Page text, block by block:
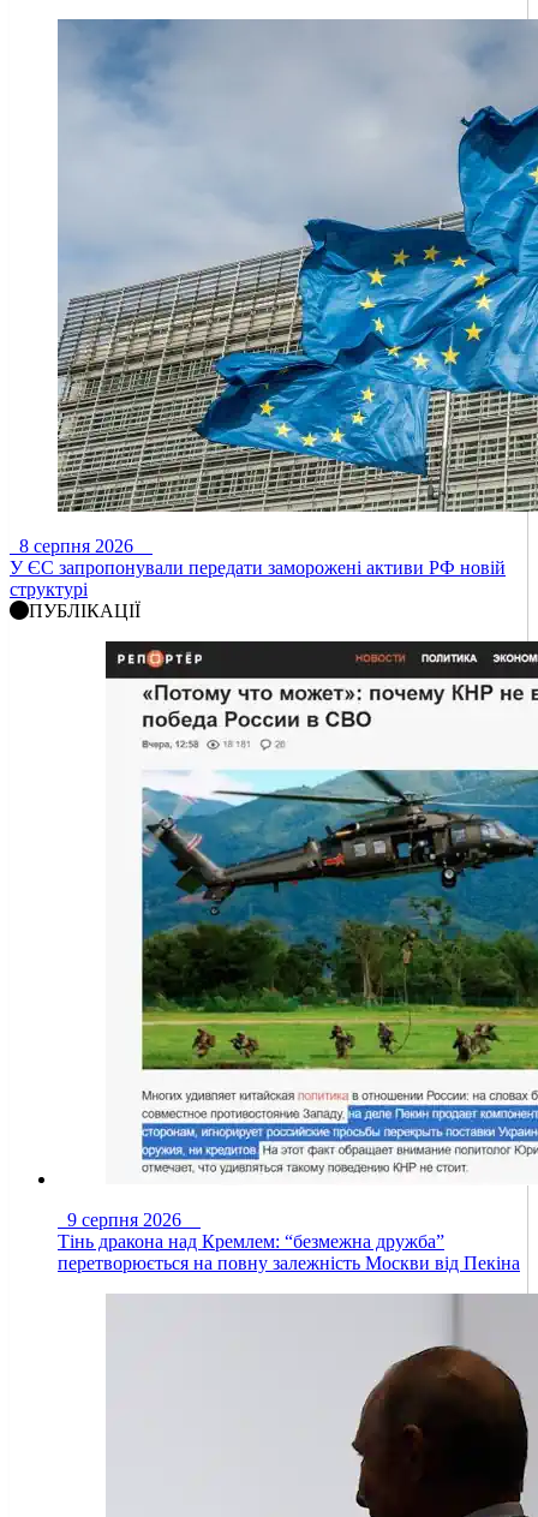
8 серпня 2026
У ЄС запропонували передати заморожені активи РФ новій
структурі
ПУБЛІКАЦІЇ
9 серпня 2026
Тінь дракона над Кремлем: “безмежна дружба”
перетворюється на повну залежність Москви від Пекіна